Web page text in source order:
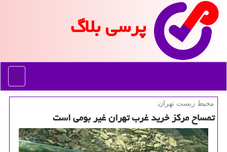
پرسی بلاگ
منو
محیط زیست تهران:
تمساح مركز خرید غرب تهران غیر بومی است